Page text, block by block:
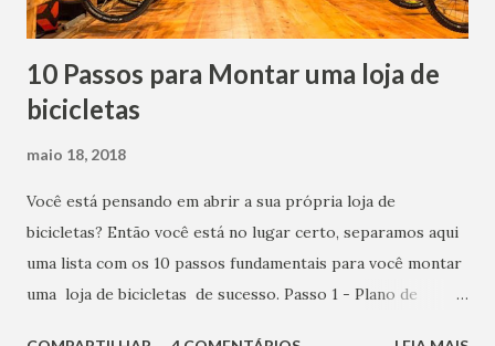
10 Passos para Montar uma loja de
bicicletas
maio 18, 2018
Você está pensando em abrir a sua própria loja de
bicicletas? Então você está no lugar certo, separamos aqui
uma lista com os 10 passos fundamentais para você montar
uma loja de bicicletas de sucesso. Passo 1 - Plano de